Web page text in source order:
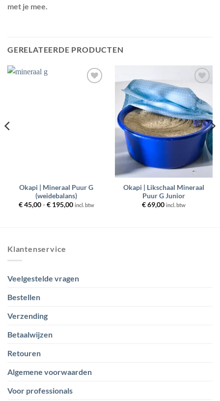
met je mee.
GERELATEERDE PRODUCTEN
Okapi | Mineraal Puur G
(weidebalans)
€45,00 - €195,00Prijsklasse:
incl. btw
Toevoegen
aan
wenslijst
Okapi | Likschaal Mineraal
Puur G Junior
€69,00 incl. btw
Klantenservice
Veelgestelde vragen
Bestellen
Verzending
Betaalwijzen
Retouren
Algemene voorwaarden
Voor professionals